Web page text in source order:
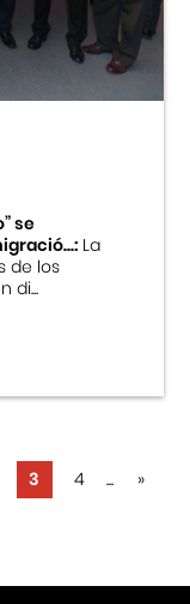
se
La
de los
di...
3 4 ... »